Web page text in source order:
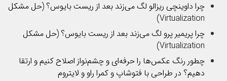
چرا داوینچی ریزالو لگ می‌زند بعد از ریست بایوس؟ (حل مشکل
Virtualization)
چرا پریمیر پرو لگ می‌زند بعد از ریست بایوس؟ (حل مشکل
Virtualization)
چطور رنگ عکس‌ها را حرفه‌ای و چشم‌نواز اصلاح کنیم و ارتقا
دهیم؟ در طراحی با فتوشاپ و کمرا راو و لایتروم